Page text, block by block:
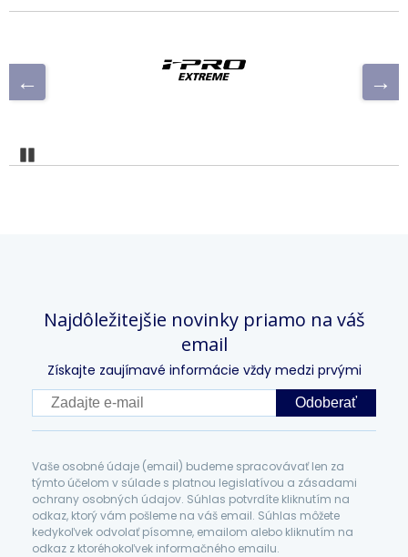
Najdôležitejšie novinky priamo na váš
email
Získajte zaujímavé informácie vždy medzi prvými
Odoberať
Vaše osobné údaje (email) budeme spracovávať len za
týmto účelom v súlade s platnou legislatívou a zásadami
ochrany osobných údajov. Súhlas potvrdíte kliknutím na
odkaz, ktorý vám pošleme na váš email. Súhlas môžete
kedykoľvek odvolať písomne, emailom alebo kliknutím na
odkaz z ktoréhokoľvek informačného emailu.